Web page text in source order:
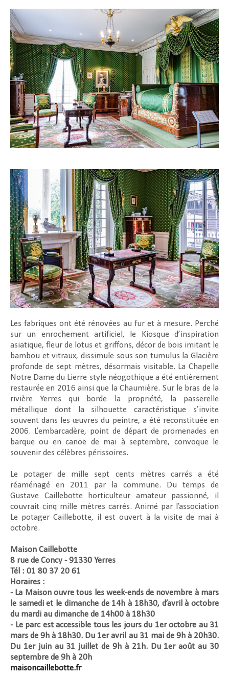
Les fabriques ont été rénovées au fur et à mesure. Perché
sur un enrochement artificiel, le Kiosque d’inspiration
asiatique, fleur de lotus et griffons, décor de bois imitant le
bambou et vitraux, dissimule sous son tumulus la Glacière
profonde de sept mètres, désormais visitable. La Chapelle
Notre Dame du Lierre style néogothique a été entièrement
restaurée en 2016 ainsi que la Chaumière. Sur le bras de la
rivière Yerres qui borde la propriété, la passerelle
métallique dont la silhouette caractéristique s’invite
souvent dans les œuvres du peintre, a été reconstituée en
2006. L’embarcadère, point de départ de promenades en
barque ou en canoë de mai à septembre, convoque le
souvenir des célèbres périssoires.
Le potager de mille sept cents mètres carrés a été
réaménagé en 2011 par la commune. Du temps de
Gustave Caillebotte horticulteur amateur passionné, il
couvrait cinq mille mètres carrés. Animé par l’association
Le potager Caillebotte, il est ouvert à la visite de mai à
octobre.
Maison Caillebotte
8 rue de Concy - 91330 Yerres
Tél : 01 80 37 20 61
Horaires :
- La Maison ouvre tous les week-ends de novembre à mars
le samedi et le dimanche de 14h à 18h30, d’avril à octobre
du mardi au dimanche de 14h00 à 18h30
- Le parc est accessible tous les jours du 1er octobre au 31
mars de 9h à 18h30. Du 1er avril au 31 mai de 9h à 20h30.
Du 1er juin au 31 juillet de 9h à 21h. Du 1er août au 30
septembre de 9h à 20h
maisoncaillebotte.fr